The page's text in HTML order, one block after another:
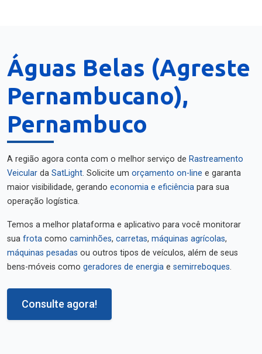
Águas Belas (Agreste
Pernambucano),
Pernambuco
A região agora conta com o melhor serviço de Rastreamento
Veicular da SatLight. Solicite um orçamento on-line e garanta
maior visibilidade, gerando economia e eficiência para sua
operação logística.
Temos a melhor plataforma e aplicativo para você monitorar
sua frota como caminhões, carretas, máquinas agrícolas,
máquinas pesadas ou outros tipos de veículos, além de seus
bens-móveis como geradores de energia e semirreboques.
Consulte agora!